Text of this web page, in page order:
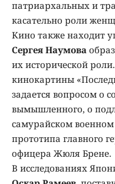
патриархальных и
касательно роли
Кино также находит
Сергея Наумова
их исторической
кинокартины
задается вопросом о
вымышленного, о
самурайском
прототипа главного
офицера Жюля Брене.
В исследованиях